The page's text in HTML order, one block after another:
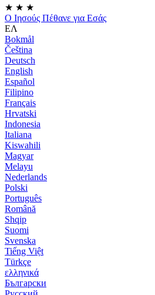
★ ★ ★
Ο Ιησούς Πέθανε για Εσάς
ΕΛ
Bokmål
Čeština
Deutsch
English
Español
Filipino
Français
Hrvatski
Indonesia
Italiana
Kiswahili
Magyar
Melayu
Nederlands
Polski
Português
Română
Shqip
Suomi
Svenska
Tiếng Việt
Türkçe
ελληνικά
Български